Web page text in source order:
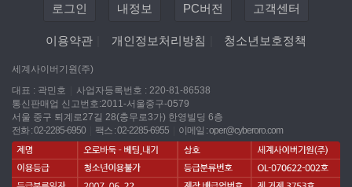
로그인 내정보 PC버전 고객센터
이용약관 개인정보처리방침 청소년보호정책
세계사이버기원(주)
대표 : 곽민호
사업자등록번호 : 220-81-86538
통신판매업 신고번호:2011-서울중구-0579
서울 중구 퇴계로27길 28(충무로3가) 한영빌딩 6층
전화 : 02-2285-6950
팩스 : 02-2285-6955 이메일 :oper@cyberoro.com